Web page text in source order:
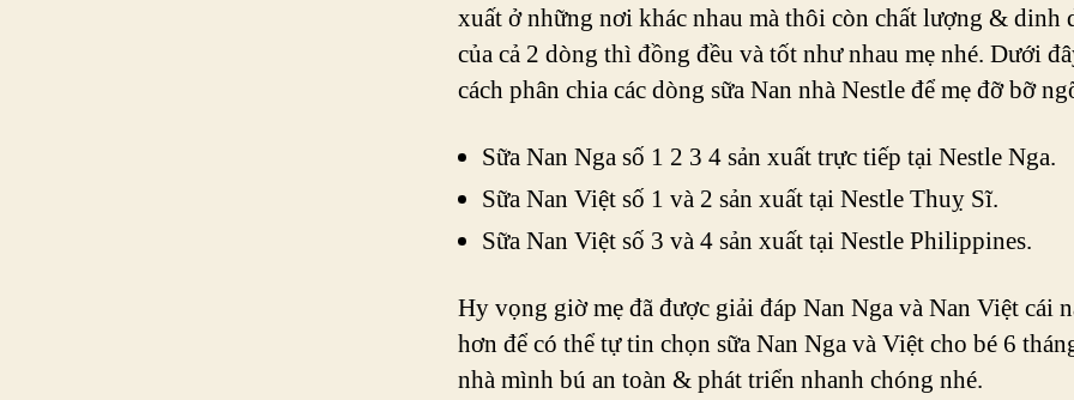
xuất ở những nơi khác nhau mà thôi còn chất lượng & dinh
của cả 2 dòng thì đồng đều và tốt như nhau mẹ nhé. Dưới
cách phân chia các dòng sữa Nan nhà Nestle để mẹ đỡ bỡ
Sữa Nan Nga số 1 2 3 4 sản xuất trực tiếp tại Nestle Nga.
Sữa Nan Việt số 1 và 2 sản xuất tại Nestle Thuỵ Sĩ.
Sữa Nan Việt số 3 và 4 sản xuất tại Nestle Philippines.
Hy vọng giờ mẹ đã được giải đáp Nan Nga và Nan Việt cái
hơn để có thể tự tin chọn sữa Nan Nga và Việt cho bé 6
nhà mình bú an toàn & phát triển nhanh chóng nhé.